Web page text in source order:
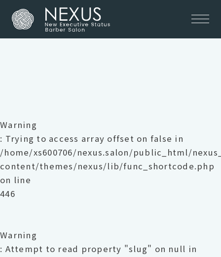
Warning
: Trying to access array offset on false in
/home/xs600706/nexus.salon/public_html/
content/themes/nexus/lib/func_shortcode.php
on line
446
Warning
: Attempt to read property "slug" on null in